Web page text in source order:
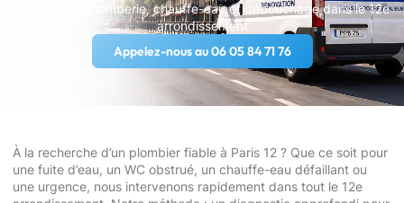
Dépannage plomberie, chauffe-eau et débouchage dans le 12e
arrondissement
Appelez-nous au 06 05 84 71 76
À la recherche d’un plombier fiable à Paris 12 ? Que ce soit pour
une fuite d’eau, un WC obstrué, un chauffe-eau défaillant ou
une urgence, nous intervenons rapidement dans tout le 12e